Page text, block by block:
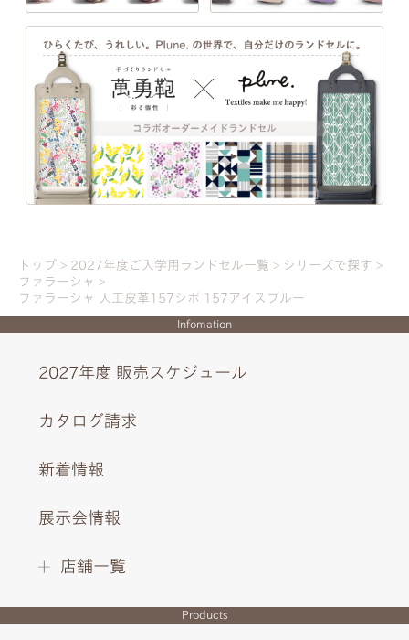
やかに。
トップ 2027年度ご入学用ランドセル一覧
シリーズで探す
ファラーシャ
ファラーシャ 人工皮革157シボ 157アイスブルー
Infomation
2027年度 販売スケジュール
カタログ請求
新着情報
展示会情報
店舗一覧
Products